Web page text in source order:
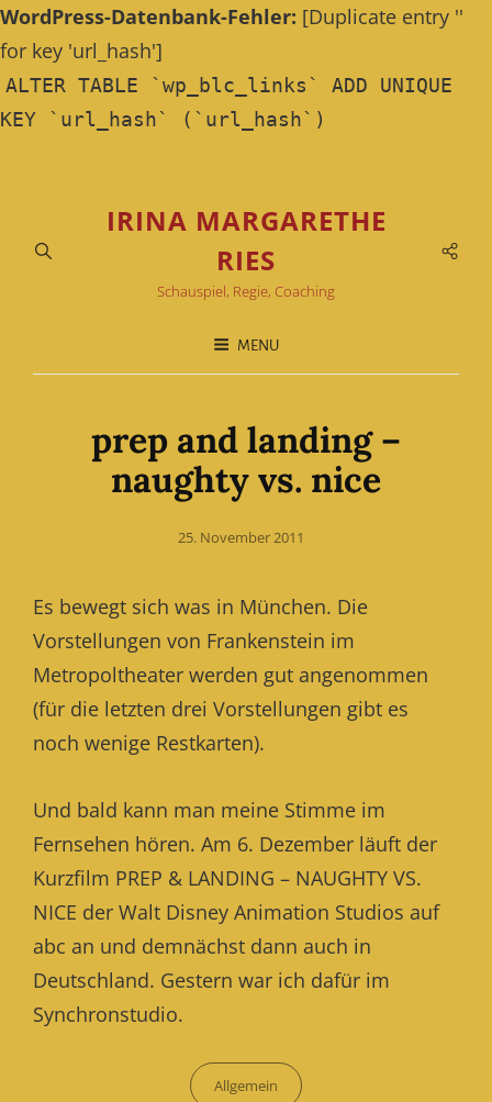
WordPress-Datenbank-Fehler: [Duplicate entry ''
for key 'url_hash']
ALTER TABLE `wp_blc_links` ADD UNIQUE
KEY `url_hash` (`url_hash`)
IRINA MARGARETHE
RIES
Schauspiel, Regie, Coaching
MENU
prep and landing –
naughty vs. nice
Posted
25. November 2011
Es bewegt sich was in München. Die
Vorstellungen von Frankenstein im
Metropoltheater werden gut angenommen
(für die letzten drei Vorstellungen gibt es
noch wenige Restkarten).
Und bald kann man meine Stimme im
Fernsehen hören. Am 6. Dezember läuft der
Kurzfilm PREP & LANDING – NAUGHTY VS.
NICE der Walt Disney Animation Studios auf
abc an und demnächst dann auch in
Deutschland. Gestern war ich dafür im
Synchronstudio.
Categories
Allgemein